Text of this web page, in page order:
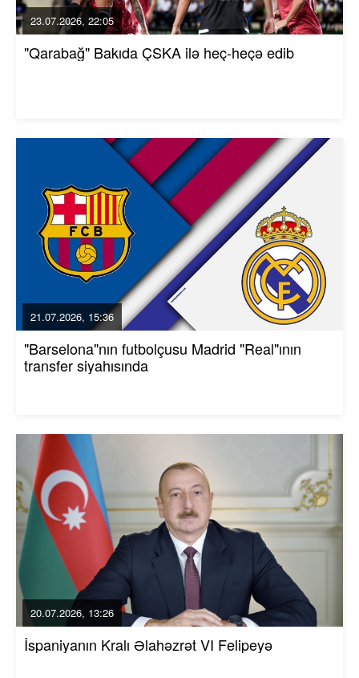
23.07.2026, 22:05
"Qarabağ" Bakıda ÇSKA ilə heç-heçə edib
21.07.2026, 15:36
"Barselona"nın futbolçusu Madrid "Real"ının
transfer siyahısında
20.07.2026, 13:26
İspaniyanın Kralı Əlahəzrət VI Felipeyə